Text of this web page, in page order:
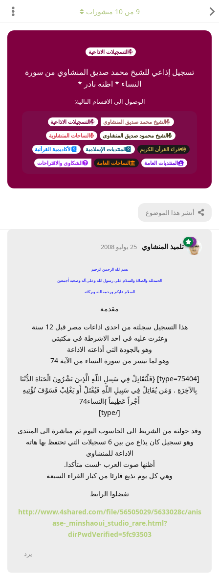
التسجيلات الاذاعية
تسجيل إذاعي للشيخ محمد صديق المنشاوي من سورة
النساء * اظنه نادر *
الوصول الي الاقسام التالية:
الشيخ محمد صديق المنشاوي
التسجيلات الاذاعية
الشيخ محمود صديق المنشاوى
الساحات المنشاوية
قراء القرأن الكريم
المنتديات الإسلامية
الأكاديمية القرأنية
المنتديات العامة
الساحات العامة الشكاوى والاقتراحات
أنشر هذا الموضوع
9 من10 منشورات
تلميذ المنشاوي 25 يوليو 2008
بسم الله الرحمن الرحيم
الحمدلله والصلاة والسلام على رسول الله وعلى آله وصحبه أجمعين
السلام عليكم ورحمة الله وبركاته
مقدمة
هذا التسجيل سجلته من احدى اذاعات مصر قبل 12 سنة
وعثرت عليه في احد الاشرطة في مكتبتي
وهو بالجودة التي أذاعته الاذاعة
وهو لما تيسر من سورة النساء من الآية 74
[type=75404] {فَلْيُقَاتِلْ فِي سَبِيلِ اللّهِ الَّذِينَ يَشْرُونَ الْحَيَاةَ الدُّنْيَا
بِالآخِرَةِ . وَمَن يُقَاتِلْ فِي سَبِيلِ اللّهِ فَيُقْتَلْ أَو يَغْلِبْ فَسَوْفَ نُؤْتِيهِ
أَجْراً عَظِيماً }النساء74
[/type]
وقد حولته من الشريط الى الحاسوب اليوم ثم مباشرة الى المنتدى
وهو تسجيل كان يذاع من بين 6 تسجيلات التي تحتفظ بها هاته
الاذاعة للمنشاوي
أظنها صوت العرب -لست متأكدا.
وهي كل يوم تذيع قارئا من كبار القراء السبعة
تفضلوا الرابط
http://www.4shared.com/file/56505029/5633028c/anis
ase-_minshaoui_studio_rare.html?
dirPwdVerified=5fc93503
يرد